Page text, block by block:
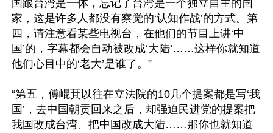
国跟台湾是一体，忘记了台湾是一个独立自主的国
家，这是许多人都没有察觉的‘认知作战’的方式。第
四，请注意看某些电视台，在他们的节目上讲‘中
国’的，字幕都会自动被改成‘大陆’……这样你就知道
他们心目中的‘老大’是谁了。”
“第五，傅崐萁以往在立法院的10几个提案都是写‘我
国’，去中国朝贡回来之后，却强迫民进党的提案把
我国改成台湾、把中国改成大陆……那你也就知道